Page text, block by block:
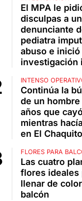
El MPA le
disculpas a
denunciante
pediatra
abuso e inició
investigación
INTENSO
Continúa la
de un
años que
mientras
en El Chaquito
FLORES PARA
Las cuatro
flores ideales
llenar de
balcón